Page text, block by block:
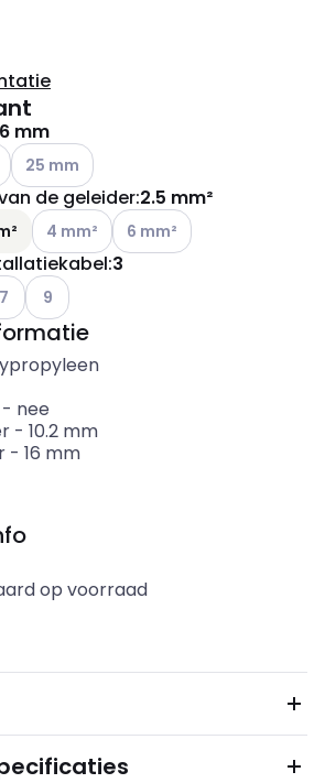
mm
Andere varianten (Huidige combinatie
25 mm
de geleider:2.5 mm²
Andere varianten (Huidige
4 mm² Andere varianten (Huidige
6 mm²
:3
(Huidige combinatie niet mogelijk)
varianten (Huidige combinatie niet
7 Andere varianten (Huidige combinatie
9
nee
- 10.2 mm
- 16 mm
op voorraad